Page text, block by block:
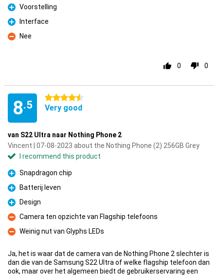
Pro
Voorstelling
Pro
Interface
Con
Nee
0 0
8.5
4.5 stars
Very good
van S22 Ultra naar Nothing Phone 2
Vincent | 07-08-2023 about the Nothing Phone (2) 256GB Grey
I recommend this product
Pro
Snapdragon chip
Pro
Batterij leven
Pro
Design
Con
Camera ten opzichte van Flagship telefoons
Con
Weinig nut van Glyphs LEDs
Ja, het is waar dat de camera van de Nothing Phone 2 slechter is
dan die van de Samsung S22 Ultra of welke flagship telefoon dan
ook, maar over het algemeen biedt de gebruikerservaring een